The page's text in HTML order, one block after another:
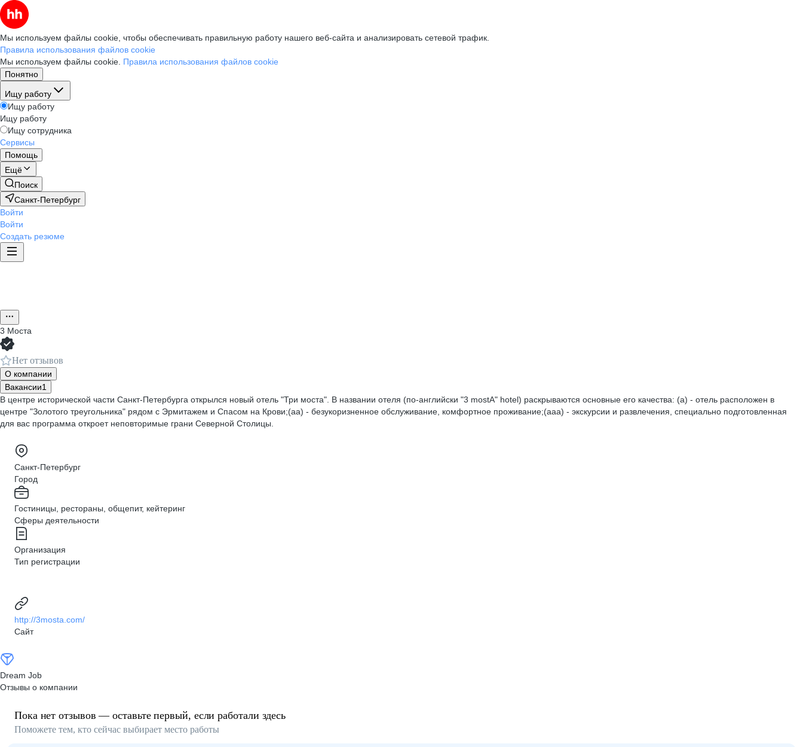
Мы используем файлы cookie, чтобы обеспечивать правильную работу нашего веб-сайта и анализировать сетевой трафик.
Правила использования файлов cookie
Мы используем файлы cookie. Правила использования файлов cookie
Понятно
Ищу работу
Ищу работу
Ищу работу
Ищу сотрудника
Сервисы
Помощь
Ещё
Поиск
Санкт-Петербург
Войти
Войти
Создать резюме
3 Моста
Нет отзывов
О компании
Вакансии1
В центре исторической части Санкт-Петербурга открылся новый отель "Три моста". В названии отеля (по-английски "3 mostA" hotel) раскрываются основные его качества: (а) - отель расположен в
центре "Золотого треугольника" рядом с Эрмитажем и Спасом на Крови;(аа) - безукоризненное обслуживание, комфортное проживание;(ааа) - экскурсии и развлечения, специально подготовленная
для вас программа откроет неповторимые грани Северной Столицы.
Санкт-Петербург
Город
Гостиницы, рестораны, общепит, кейтеринг
Сферы деятельности
Организация
Тип регистрации
http://3mosta.com/
Сайт
Dream Job
Отзывы о компании
Пока нет отзывов — оставьте первый, если работали здесь
Поможете тем, кто сейчас выбирает место работы